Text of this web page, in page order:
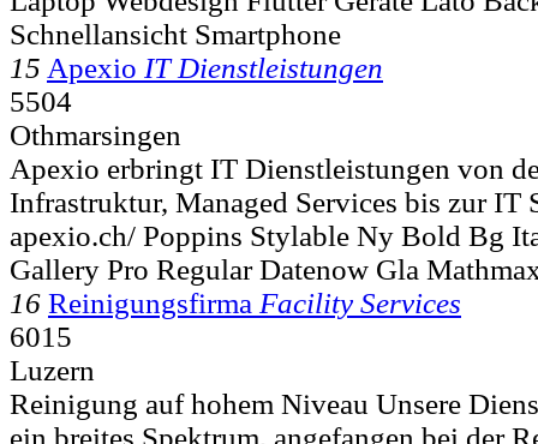
Schnellansicht Smartphone
15 Apexio IT Dienstleistungen
5504
Othmarsingen
Apexio erbringt IT Dienstleistungen von
Infrastruktur, Managed Services bis zur
apexio.ch/ Poppins Stylable Ny Bold Bg
Gallery Pro Regular Datenow Gla
16 Reinigungsfirma Facility Services
6015
Luzern
Reinigung auf hohem Niveau Unsere
ein breites Spektrum, angefangen bei der